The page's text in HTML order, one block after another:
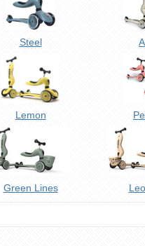
Steel
Lemon
Green Lines